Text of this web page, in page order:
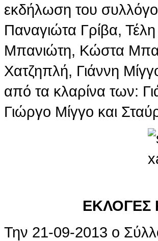
εκδήλωση του
Παναγιώτα Γρίβα,
Μπανιώτη, Κώστα
Χατζηπλή, Γιάννη
από τα κλαρίνα των:
Γιώργο Μίγγο και
ΕΚΛΟΓΕΣ
Την 21-09-2013 ο